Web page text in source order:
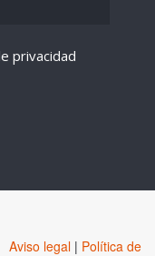
privacidad
Aviso legal | Política de